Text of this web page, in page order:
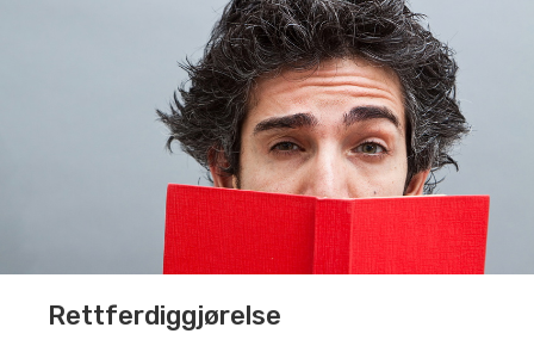
Rettferdiggjørelse